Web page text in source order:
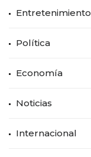
Entretenimiento
Política
Economía
Noticias
Internacional